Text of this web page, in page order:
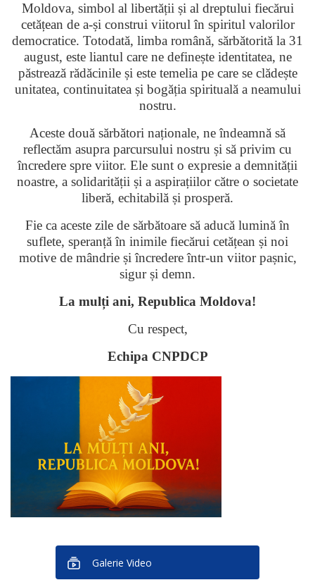
Moldova, simbol al libertății și al dreptului fiecărui
cetățean de a-și construi viitorul în spiritul valorilor
democratice. Totodată, limba română, sărbătorită la 31
august, este liantul care ne definește identitatea, ne
păstrează rădăcinile și este temelia pe care se clădește
unitatea, continuitatea și bogăția spirituală a neamului
nostru.
Aceste două sărbători naționale, ne îndeamnă să
reflectăm asupra parcursului nostru și să privim cu
încredere spre viitor. Ele sunt o expresie a demnității
noastre, a solidarității și a aspirațiilor către o societate
liberă, echitabilă și prosperă.
Fie ca aceste zile de sărbătoare să aducă lumină în
suflete, speranță în inimile fiecărui cetățean și noi
motive de mândrie și încredere într-un viitor pașnic,
sigur și demn.
La mulți ani, Republica Moldova!
Cu respect,
Echipa CNPDCP
Galerie Video